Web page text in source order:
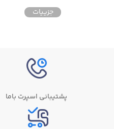
جزییات
پشتیبانی اسپرت باما